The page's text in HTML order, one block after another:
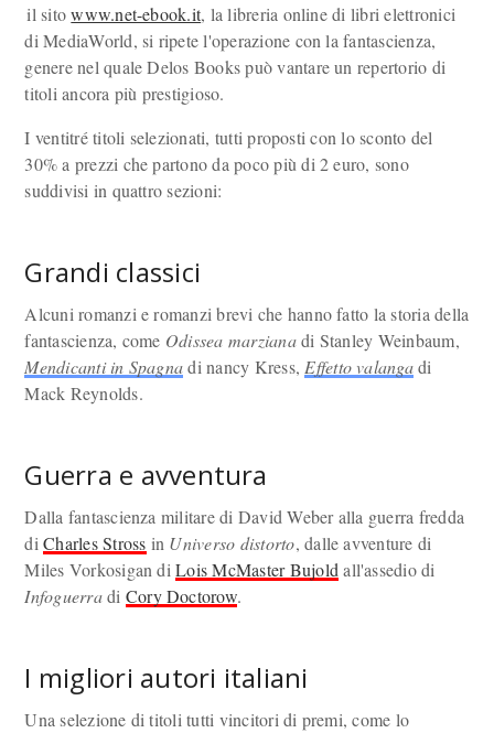
il sitowww.net-ebook.it, la libreria online di libri elettronici
di MediaWorld, si ripete l'operazione con la fantascienza,
genere nel quale Delos Books può vantare un repertorio di
titoli ancora più prestigioso.
I ventitré titoli selezionati, tutti proposti con lo sconto del
30% a prezzi che partono da poco più di 2 euro, sono
suddivisi in quattro sezioni:
Grandi classici
Alcuni romanzi e romanzi brevi che hanno fatto la storia della
fantascienza, come Odissea marzianadi Stanley Weinbaum,
Mendicanti in Spagnadi nancy Kress, Effetto valangadi
Mack Reynolds.
Guerra e avventura
Dalla fantascienza militare di David Weber alla guerra fredda
diCharles Stross in Universo distorto, dalle avventure di
Miles Vorkosigan diLois McMaster Bujold all'assedio di
Infoguerradi Cory Doctorow.
I migliori autori italiani
Una selezione di titoli tutti vincitori di premi, come lo